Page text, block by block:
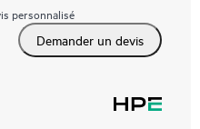
personnalisé
Demander un devis